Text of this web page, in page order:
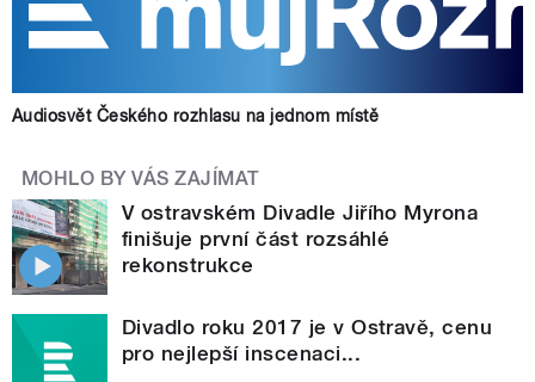
Audiosvět Českého rozhlasu na jednom místě
MOHLO BY VÁS ZAJÍMAT
V ostravském Divadle Jiřího Myrona
finišuje první část rozsáhlé
rekonstrukce
Divadlo roku 2017 je v Ostravě, cenu
pro nejlepší inscenaci...